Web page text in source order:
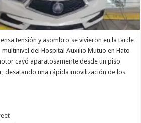
tensión y asombro se vivieron en la tarde
del Hospital Auxilio Mutuo en Hato
cayó aparatosamente desde un piso
desatando una rápida movilización de los